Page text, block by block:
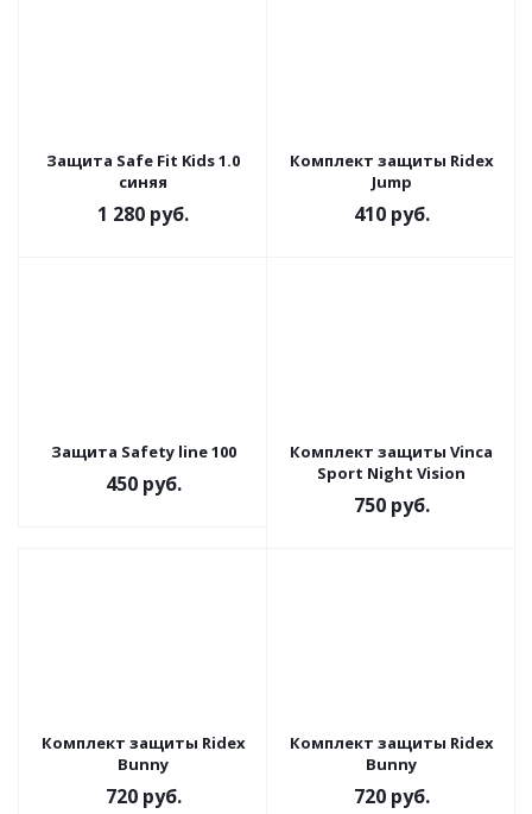
Защита Safe Fit Kids 1.0
синяя
1 280 руб.
Комплект защиты Ridex
Jump
410руб.
Защита Safety line 100
450руб.
Комплект защиты Vinca
Sport Night Vision
750руб.
Комплект защиты Ridex
Bunny
720руб.
Комплект защиты Ridex
Bunny
720руб.